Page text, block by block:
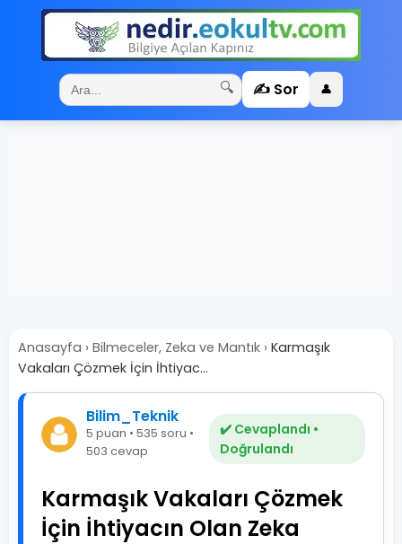
🔍 ✍️ Sor 👤
Anasayfa › Bilmeceler, Zeka ve Mantık › Karmaşık
Vakaları Çözmek İçin İhtiyac...
Bilim_Teknik
5 puan • 535 soru •
503 cevap
✔️ Cevaplandı •
Doğrulandı
Karmaşık Vakaları Çözmek
İçin İhtiyacın Olan Zeka